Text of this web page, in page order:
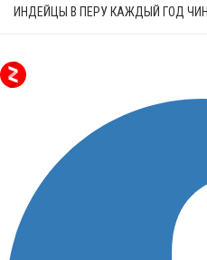
ИНДЕЙЦЫ В ПЕРУ КАЖДЫЙ ГОД